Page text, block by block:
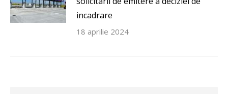
incadrare
18 aprilie 2024